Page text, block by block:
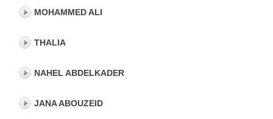
MOHAMMED ALI
THALIA
NAHEL ABDELKADER
JANA ABOUZEID